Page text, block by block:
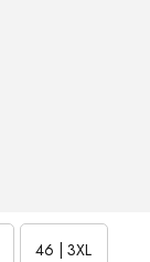
46 | 3XL